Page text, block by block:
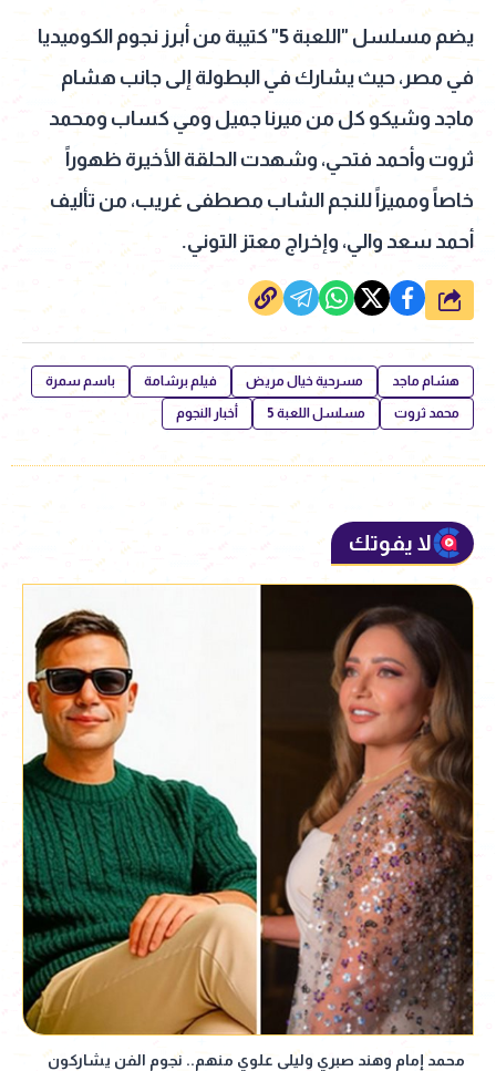
يضم مسلسل "اللعبة 5" كتيبة من أبرز نجوم الكوميديا
في مصر، حيث يشارك في البطولة إلى جانب هشام
ماجد وشيكو كل من ميرنا جميل ومي كساب ومحمد
ثروت وأحمد فتحي، وشهدت الحلقة الأخيرة ظهوراً
خاصاً ومميزاً للنجم الشاب مصطفى غريب، من تأليف
أحمد سعد والي، وإخراج معتز التوني.
شارك
هشام ماجد مسرحية خيال مريض فيلم برشامة باسم سمرة
محمد ثروت مسلسل اللعبة 5 أخبار النجوم
لا يفوتك
محمد إمام وهند صبري وليلى علوي منهم.. نجوم الفن يشاركون